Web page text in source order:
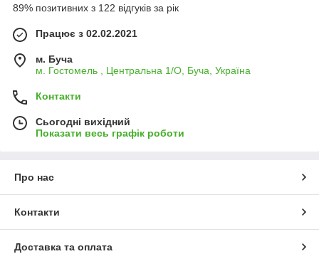
89% позитивних з 122 відгуків за рік
Працює з 02.02.2021
м. Буча
м. Гостомель , Центральна 1/О, Буча, Україна
Контакти
Сьогодні вихідний
Показати весь графік роботи
Про нас
Контакти
Доставка та оплата